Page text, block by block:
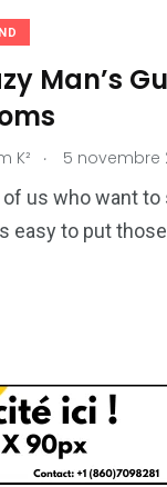
Man’s
K² . 5 novembre
us who want to
easy to put